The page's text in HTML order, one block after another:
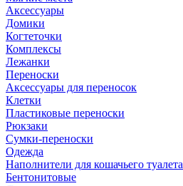
Аксессуары
Домики
Когтеточки
Комплексы
Лежанки
Переноски
Аксессуары для переносок
Клетки
Пластиковые переноски
Рюкзаки
Сумки-переноски
Одежда
Наполнители для кошачьего туалета
Бентонитовые